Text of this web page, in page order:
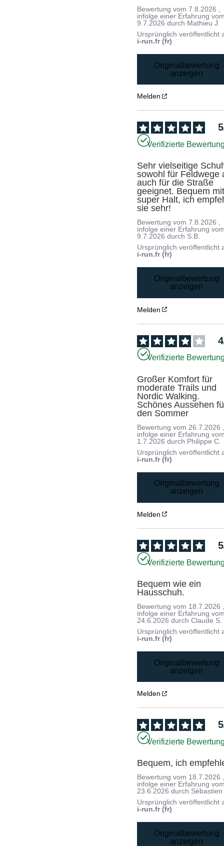
Bewertung vom7.8.2026
infolge einer Erfahrung
9.7.2026 durch Mathieu J.
Ursprünglich veröffentlicht
i-run.fr (fr)
Originalbewertung
anzeigen
Melden
5
Verifizierte
Sehr vielseitige
sowohl für Feldwege
auch für die Straße
geeignet. Bequem
super Halt, ich
sie sehr!
Bewertung vom7.8.2026 ,
infolge einer Erfahrung
9.7.2026 durch S.B.
Ursprünglich veröffentlicht
i-run.fr (fr)
Originalbewertung
anzeigen
Melden
4
Verifizierte
Großer Komfort für
moderate Trails und
Nordic Walking.
Schönes Aussehen
den Sommer
Bewertung vom 26.7.2026
infolge einer Erfahrung
1.7.2026 durch Philippe C.
Ursprünglich veröffentlicht
i-run.fr (fr)
Originalbewertung
anzeigen
Melden
5
Verifizierte
Bequem wie ein
Hausschuh.
Bewertung vom 18.7.2026
infolge einer Erfahrung
24.6.2026 durchClaude S.
Ursprünglich veröffentlicht
i-run.fr (fr)
Originalbewertung
anzeigen
Melden
5
Verifizierte
Bequem, ich
Bewertung vom 18.7.2026
infolge einer Erfahrung
23.6.2026 durch Sébastien
Ursprünglich veröffentlicht
i-run.fr (fr)
Originalbewertung
anzeigen